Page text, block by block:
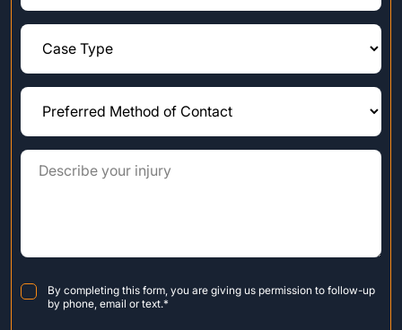
Consent*
By completing this form, you are giving us permission to follow-up
by phone, email or text.*